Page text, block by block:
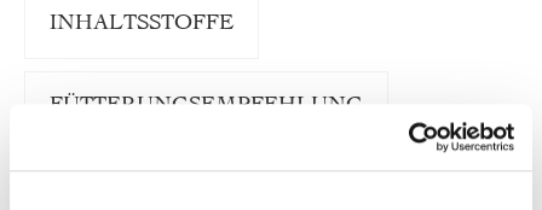
INHALTSSTOFFE
FÜTTERUNGSEMPFEHLUNG